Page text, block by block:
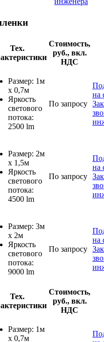
Тех.
Стоимость,
руб., вкл.
НДС
Размер: 1м
x 0,7м
Яркость
светового
потока:
2500 lm
По запросу
на
Размер: 2м
x 1,5м
Яркость
светового
потока:
4500 lm
По запросу
на
Размер: 3м
x 2м
Яркость
светового
потока:
9000 lm
По запросу
на
Тех.
Стоимость,
руб., вкл.
НДС
Размер: 1м
x 0,7м